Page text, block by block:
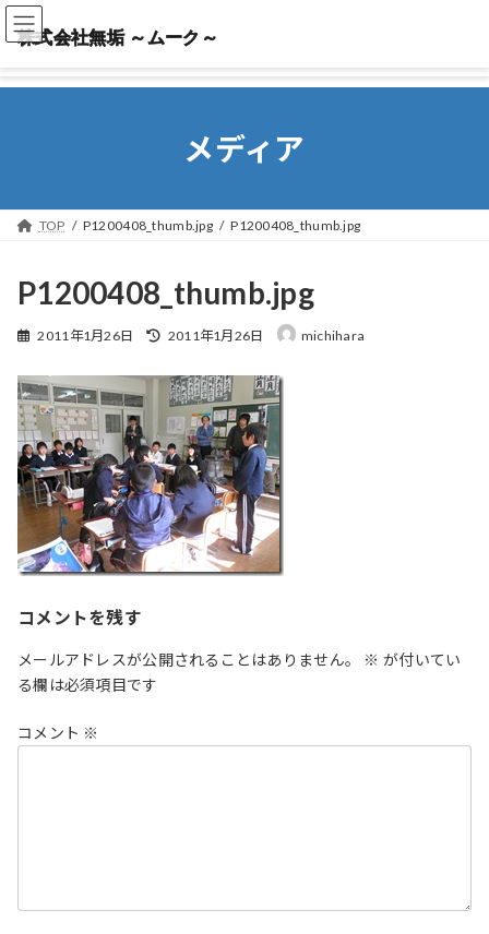
株式会社無垢 ～ムーク～
株式会社無垢 ～ムーク～
メディア
TOP P1200408_thumb.jpg P1200408_thumb.jpg
P1200408_thumb.jpg
2011年1月26日
最
新
日
時
:
2011年1月26日 michihara
コメントを残す
メールアドレスが公開されることはありません。 ※ が付いてい
る欄は必須項目です
コメント ※